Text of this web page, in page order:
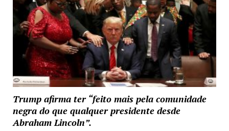
Trump afirma ter “feito mais pela comunidade
negra do que qualquer presidente desde
Abraham Lincoln”.